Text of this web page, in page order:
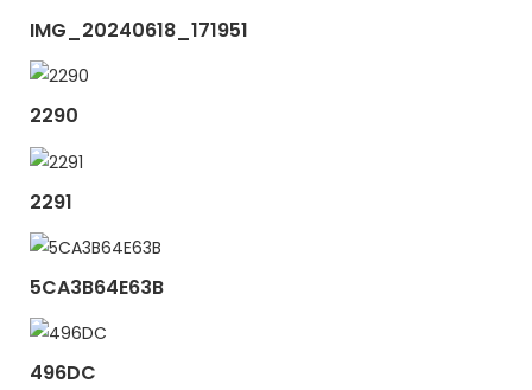
IMG_20240618_171951
2290
2291
5CA3B64E63B
496DC